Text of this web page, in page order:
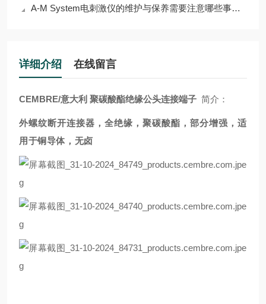
A-M System电刺激仪的维护与保养需要注意哪些事项？
详细介绍 在线留言
CEMBRE/意大利 聚碳酸酯绝缘公头连接端子 简介：
外螺纹断开连接器，全绝缘，聚碳酸酯，部分增强，适
用于铜导体，无卤